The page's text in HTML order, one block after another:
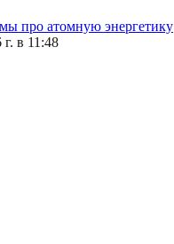
про атомную энергетику
г. в 11:48